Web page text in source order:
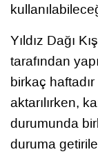
Yıldız Dağı
tarafından
birkaç
aktarılırken,
durumunda
duruma